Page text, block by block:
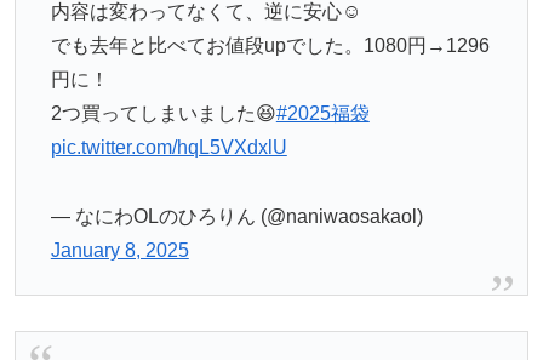
内容は変わってなくて、逆に安心☺️
でも去年と比べてお値段upでした。1080円→1296
円に！
2つ買ってしまいました😆#2025福袋
pic.twitter.com/hqL5VXdxlU
— なにわOLのひろりん (@naniwaosakaol)
January 8, 2025